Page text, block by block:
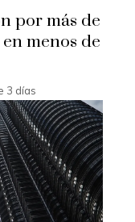
por más de
menos de
3 días